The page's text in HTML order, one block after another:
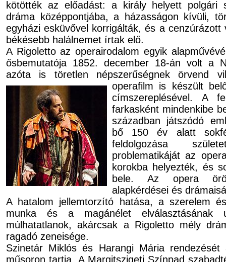
kötötték az előadást: a király helyett polgári
dráma középpontjába, a házasságon kívüli,
egyházi esküvővel korrigálták, és a cenzúrázott
békésebb halálnemet írtak elő.
A Rigoletto az operairodalom egyik
ősbemutatója 1852. december 18-án volt a
azóta is töretlen népszerűségnek örvend
operafilm is készült
címszereplésével. A
farkasként mindenkibe
században játszódó
bő 150 év alatt
feldolgozása
problematikáját az
korokba helyezték, és
bele. Az opera
alapkérdései és
A hatalom jellemtorzító hatása, a szerelem
munka és a magánélet elválasztásának
múlhatatlanok, akárcsak a Rigoletto mély
ragadó zeneisége.
Szinetár Miklós és Harangi Mária
műsoron tartja. A Margitszigeti Színpad